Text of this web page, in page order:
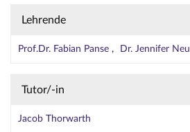
Lehrende
Prof.Dr. Fabian Panse Dr. Jennifer
Tutor/-in
Jacob Thorwarth